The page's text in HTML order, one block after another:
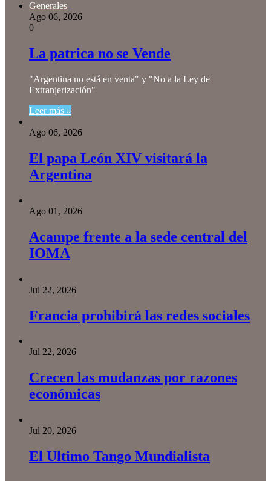
Generales
Ago 06, 2026
0
La patrica no se Vende
"Argentina no está en venta" y "No a la Ley de
Extranjerización"
Leer más »
Ago 06, 2026
El papa León XIV visitará la
Argentina
Ago 01, 2026
Acampe frente a la sede central del
IOMA
Jul 22, 2026
Francia prohibirá las redes sociales
Jul 22, 2026
Crecen las mudanzas por razones
económicas
Jul 20, 2026
El Ultimo Tango Mundialista